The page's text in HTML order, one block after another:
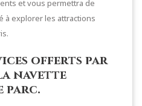
et vous permettra de
à explorer les attractions
offerts par
navette
parc.